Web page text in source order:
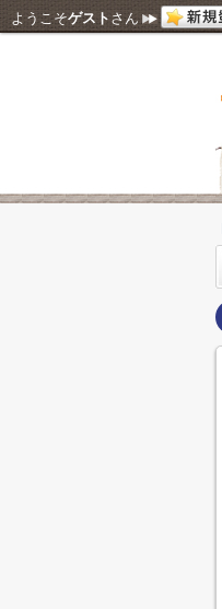
ようこそゲスト さん